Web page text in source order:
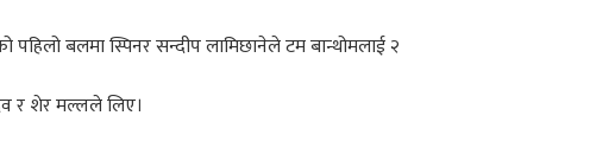
बलमा स्पिनर सन्दीप लामिछानेले टम बान्थोमलाई २
र शेर मल्लले लिए।